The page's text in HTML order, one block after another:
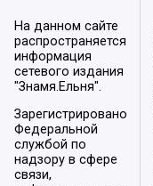
На данном сайте
распространяется
информация
сетевого издания
"Знамя.Ельня".
Зарегистрировано
Федеральной
службой по
надзору в сфере
связи,